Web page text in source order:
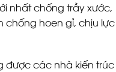
nhất chống trầy xước,
chống hoen gỉ, chịu lực
được các nhà kiến trúc